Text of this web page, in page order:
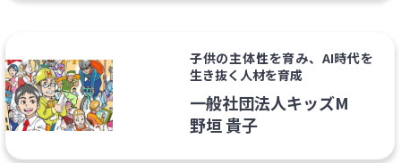
子供の主体性を育み、AI時代を
生き抜く人材を育成
一般社団法人キッズM
野垣 貴子